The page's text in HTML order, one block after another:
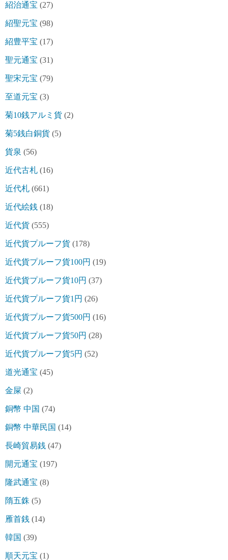
紹治通宝 (27)
紹聖元宝 (98)
紹豊平宝 (17)
聖元通宝 (31)
聖宋元宝 (79)
至道元宝 (3)
菊10銭アルミ貨 (2)
菊5銭白銅貨 (5)
貨泉 (56)
近代古札 (16)
近代札 (661)
近代絵銭 (18)
近代貨 (555)
近代貨プルーフ貨 (178)
近代貨プルーフ貨100円 (19)
近代貨プルーフ貨10円 (37)
近代貨プルーフ貨1円 (26)
近代貨プルーフ貨500円 (16)
近代貨プルーフ貨50円 (28)
近代貨プルーフ貨5円 (52)
道光通宝 (45)
金屎 (2)
銅幣 中国 (74)
銅幣 中華民国 (14)
長崎貿易銭 (47)
開元通宝 (197)
隆武通宝 (8)
隋五銖 (5)
雁首銭 (14)
韓国 (39)
順天元宝 (1)